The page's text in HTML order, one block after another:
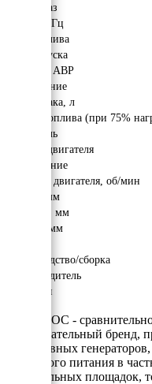
Число фаз
Частота, Гц
Вид топлива
Тип запуска
Наличие АВР
Исполнение
Объём бака, л
Расход топлива (при 75%
Двигатель
Модель двигателя
Охлаждение
Обороты двигателя, об/мин
Длина, мм
Ширина, мм
Высота, мм
Производство/сборка
Производитель
Гарантия
АМПЕРОС -
привлекательный бренд,
портативных
резервного питания в
строительных площадок,